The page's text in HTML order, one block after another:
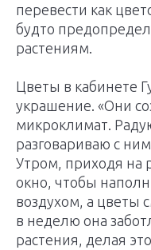
перевести как
будто
растениям.
Цветы в кабинете
украшение. «Они
микроклимат.
разговариваю с
Утром, приходя на
окно, чтобы
воздухом, а цветы
в неделю она
растения, делая